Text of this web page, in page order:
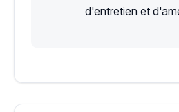
d'entretien et